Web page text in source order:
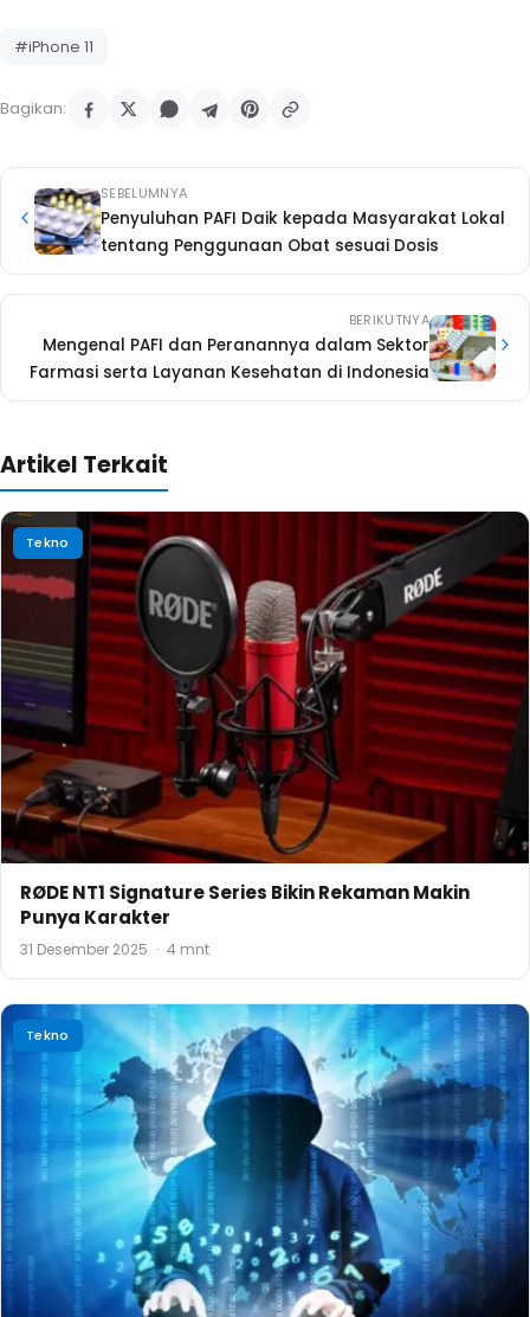
#iPhone 11
Bagikan:
SEBELUMNYA
Penyuluhan PAFI Daik kepada Masyarakat Lokal
tentang Penggunaan Obat sesuai Dosis
BERIKUTNYA
Mengenal PAFI dan Peranannya dalam Sektor
Farmasi serta Layanan Kesehatan di Indonesia
Artikel Terkait
Tekno
RØDE NT1 Signature Series Bikin Rekaman Makin
Punya Karakter
31 Desember 2025 · 4 mnt
Tekno